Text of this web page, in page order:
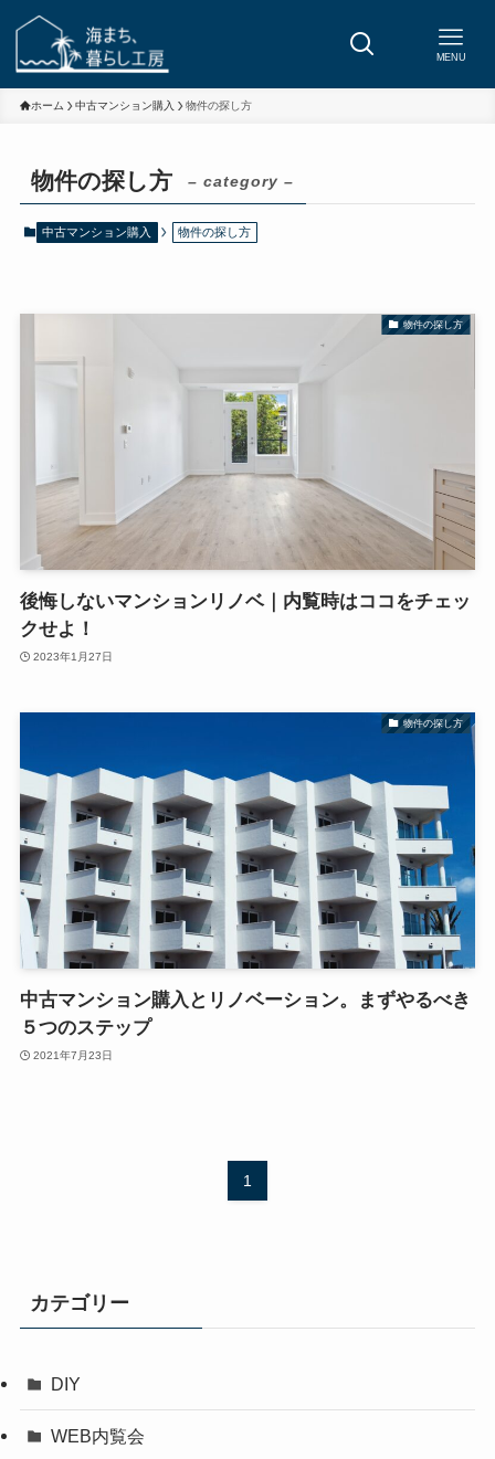
MENU
ホーム 中古マンション購入 物件の探し方
物件の探し方 – category –
中古マンション購入 物件の探し方
物件の探し方
後悔しないマンションリノベ｜内覧時はココをチェッ
クせよ！
2023年1月27日
物件の探し方
中古マンション購入とリノベーション。まずやるべき
５つのステップ
2021年7月23日
1
カテゴリー
DIY
WEB内覧会